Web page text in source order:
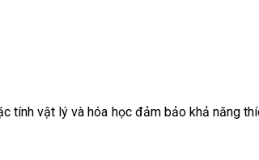
tính vật lý và hóa học đảm bảo khả năng